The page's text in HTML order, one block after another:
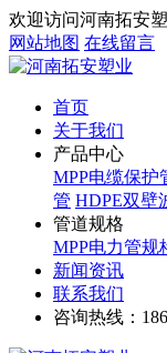
欢迎访问河南拓安
网站地图 在线留言
首页
关于我们
产品中心
MPP电缆保护
管 HDPE双壁
管道规格
MPP电力管规
新闻资讯
联系我们
咨询热线：